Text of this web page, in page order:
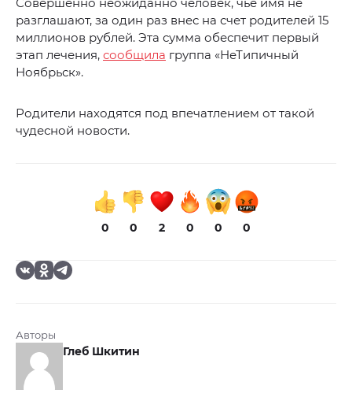
разглашают, за один раз внес на счет родителей 15
миллионов рублей. Эта сумма обеспечит первый
этап лечения, сообщила группа «НеТипичный
Ноябрьск».
Родители находятся под впечатлением от такой
чудесной новости.
0 0 2 0 0 0
Авторы
Глеб Шкитин